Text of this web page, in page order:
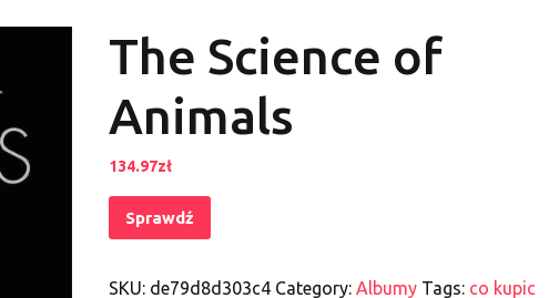
The Science of
Animals
134.97zł
Sprawdź
SKU: de79d8d303c4 Category: Albumy Tags: co kupic